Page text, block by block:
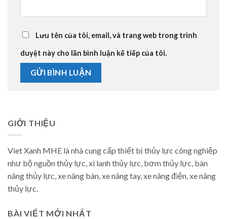
Lưu tên của tôi, email, và trang web trong trình
duyệt này cho lần bình luận kế tiếp của tôi.
GIỚI THIỆU
Viet Xanh MHE là nhà cung cấp thiết bị thủy lực công nghiệp
như bộ nguồn thủy lực, xi lanh thủy lực, bơm thủy lực, bàn
nâng thủy lực, xe nâng bàn, xe nâng tay, xe nâng điện, xe nâng
thủy lực.
BÀI VIẾT MỚI NHẤT